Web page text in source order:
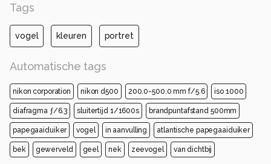
Tags
vogel kleuren portret
Automatische tags
nikon corporation nikon d500 200.0-500.0 mm f/5.6 iso 1000
diafragma ƒ/6.3 sluitertijd 1/1600s brandpuntafstand 500mm
papegaaiduiker vogel in aanvulling atlantische papegaaiduiker
bek gewerveld geel nek zeevogel van dichtbij